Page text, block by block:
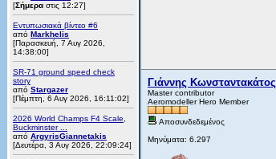
[Σήμερα στις 12:27]
Εντυπωσιακά βίντεο #6
από Markhelis
[Παρασκευή, 7 Αυγ 2026,
14:38:00]
SR-71 ground speed check
story
από Stargazer
[Πέμπτη, 6 Αυγ 2026, 16:11:02]
2026 World Champs F4 Scale,
Buckminster ...
από ArgyrisGiannetakis
[Δευτέρα, 3 Αυγ 2026, 22:09:24]
Γιάννης Κωνσταντακάτος
Master contributor
Aeromodeller Hero Member
Αποσυνδεδεμένος
Μηνύματα: 6.297